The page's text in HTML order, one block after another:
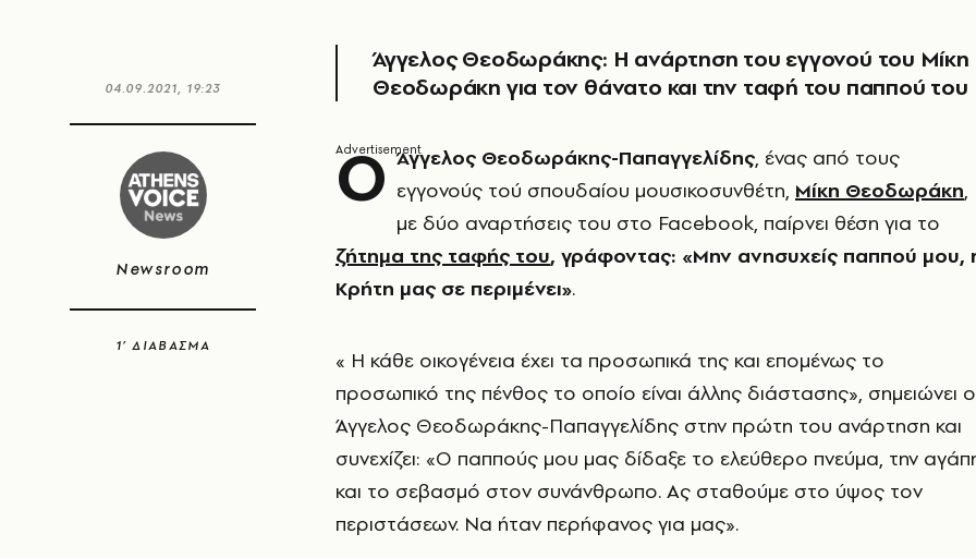
04.09.2021, 19:23
Newsroom
1’ ΔΙΑΒΑΣΜΑ
Άγγελος Θεοδωράκης: Η ανάρτηση του εγγονού του Μίκη
Θεοδωράκη για τον θάνατο και την ταφή του παππού του
Ο Άγγελος Θεοδωράκης-Παπαγγελίδης, ένας από τους
εγγονούς τού σπουδαίου μουσικοσυνθέτη, Μίκη Θεοδωράκη,
με δύο αναρτήσεις του στο Facebook, παίρνει θέση για το
ζήτημα της ταφής του, γράφοντας: «Μην ανησυχείς παππού μου,
Κρήτη μας σε περιμένει».
« Η κάθε οικογένεια έχει τα προσωπικά της και επομένως το
προσωπικό της πένθος το οποίο είναι άλλης διάστασης», σημειώνει ο
Άγγελος Θεοδωράκης-Παπαγγελίδης στην πρώτη του ανάρτηση και
συνεχίζει: «Ο παππούς μου μας δίδαξε το ελεύθερο πνεύμα, την
και το σεβασμό στον συνάνθρωπο. Ας σταθούμε στο ύψος τον
περιστάσεων. Να ήταν περήφανος για μας».